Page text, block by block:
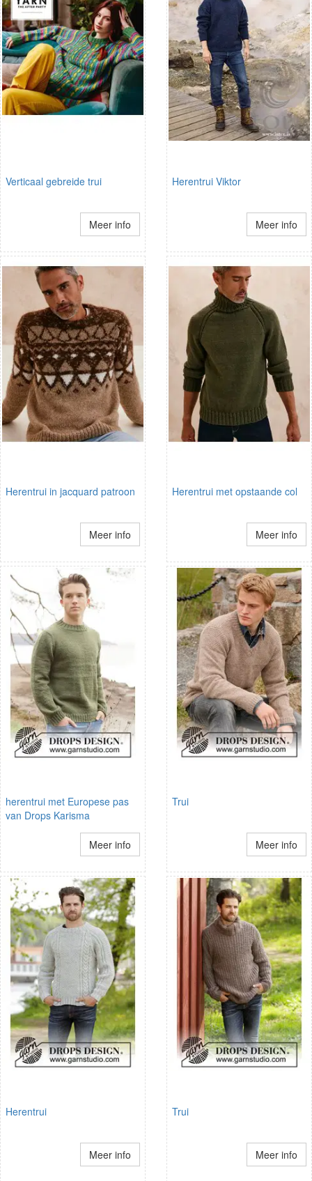
Verticaal gebreide trui
Meer info
Herentrui Viktor
Meer info
Herentrui in jacquard patroon
Meer info
Herentrui met opstaande col
Meer info
herentrui met Europese pas
van Drops Karisma
Meer info
Trui
Meer info
Herentrui
Meer info
Trui
Meer info